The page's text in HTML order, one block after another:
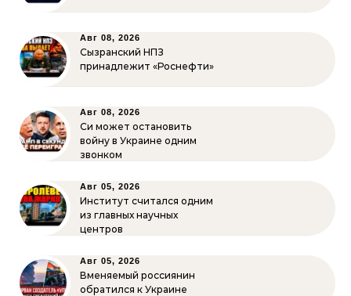
Авг 08, 2026
Сызранский НПЗ
принадлежит «Роснефти»
Авг 08, 2026
Си может остановить
войну в Украине одним
звонком
Авг 05, 2026
Институт считался одним
из главных научных
центров
Авг 05, 2026
Вменяемый россиянин
обратился к Украине